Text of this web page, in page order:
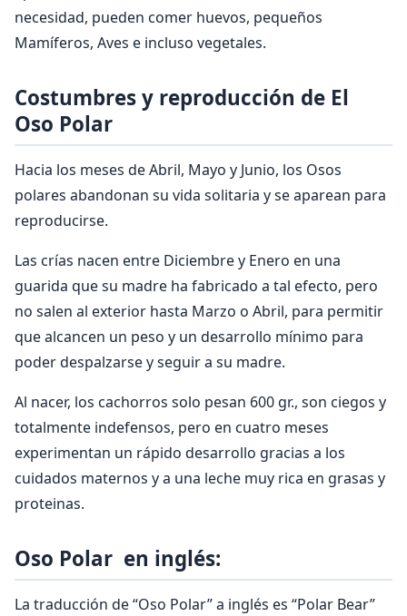
necesidad, pueden comer huevos, pequeños
Mamíferos, Aves e incluso vegetales.
Costumbres y reproducción de El
Oso Polar
Hacia los meses de Abril, Mayo y Junio, los Osos
polares abandonan su vida solitaria y se aparean para
reproducirse.
Las crías nacen entre Diciembre y Enero en una
guarida que su madre ha fabricado a tal efecto, pero
no salen al exterior hasta Marzo o Abril, para permitir
que alcancen un peso y un desarrollo mínimo para
poder despalzarse y seguir a su madre.
Al nacer, los cachorros solo pesan 600 gr., son ciegos y
totalmente indefensos, pero en cuatro meses
experimentan un rápido desarrollo gracias a los
cuidados maternos y a una leche muy rica en grasas y
proteinas.
Oso Polar en inglés:
La traducción de “Oso Polar” a inglés es “Polar Bear”